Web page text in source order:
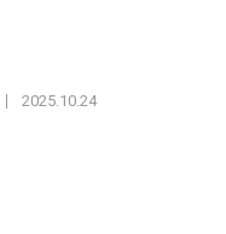
2025.10.24